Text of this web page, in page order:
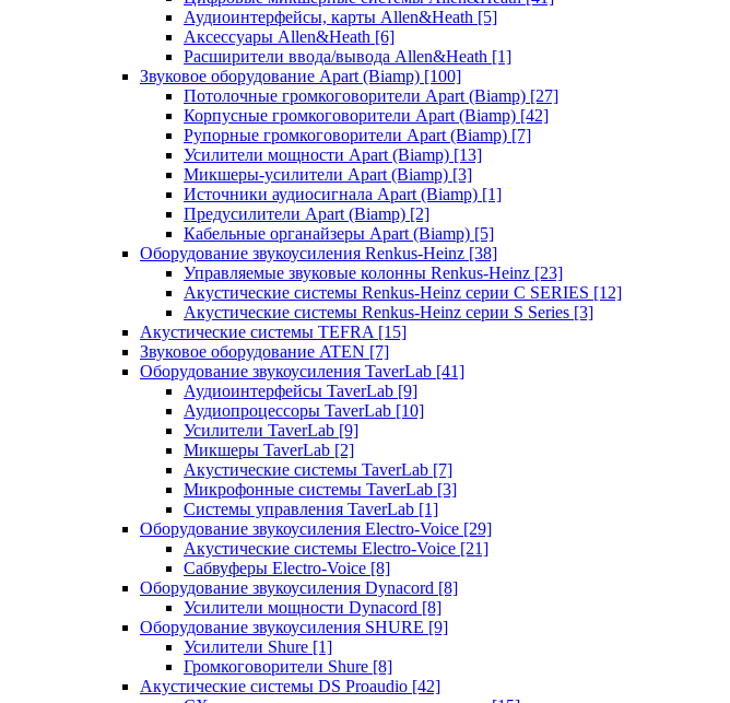
Аудиоинтерфейсы, карты Allen&Heath [5]
Аксессуары Allen&Heath [6]
Расширители ввода/вывода Allen&Heath [1]
Звуковое оборудование Apart (Biamp) [100]
Потолочные громкоговорители Apart (Biamp) [27]
Корпусные громкоговорители Apart (Biamp) [42]
Рупорные громкоговорители Apart (Biamp) [7]
Усилители мощности Apart (Biamp) [13]
Микшеры-усилители Apart (Biamp) [3]
Источники аудиосигнала Apart (Biamp) [1]
Предусилители Apart (Biamp) [2]
Кабельные органайзеры Apart (Biamp) [5]
Оборудование звукоусиления Renkus-Heinz [38]
Управляемые звуковые колонны Renkus-Heinz [23]
Акустические системы Renkus-Heinz серии C SERIES [12]
Акустические системы Renkus-Heinz серии S Series [3]
Акустические системы TEFRA [15]
Звуковое оборудование ATEN [7]
Оборудование звукоусиления TaverLab [41]
Аудиоинтерфейсы TaverLab [9]
Аудиопроцессоры TaverLab [10]
Усилители TaverLab [9]
Микшеры TaverLab [2]
Акустические системы TaverLab [7]
Микрофонные системы TaverLab [3]
Системы управления TaverLab [1]
Оборудование звукоусиления Electro-Voice [29]
Акустические системы Electro-Voice [21]
Сабвуферы Electro-Voice [8]
Оборудование звукоусиления Dynacord [8]
Усилители мощности Dynacord [8]
Оборудование звукоусиления SHURE [9]
Усилители Shure [1]
Громкоговорители Shure [8]
Акустические системы DS Proaudio [42]